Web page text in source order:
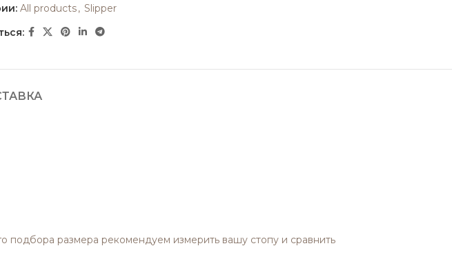
All products, Slipper
подбора размера рекомендуем измерить вашу стопу и сравнить